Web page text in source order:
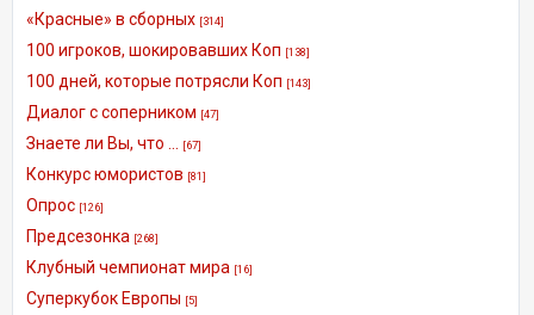
«Красные» в сборных [314]
100 игроков, шокировавших Коп [138]
100 дней, которые потрясли Коп [143]
Диалог с соперником [47]
Знаете ли Вы, что ... [67]
Конкурс юмористов [81]
Опрос [126]
Предсезонка [268]
Клубный чемпионат мира [16]
Суперкубок Европы [5]